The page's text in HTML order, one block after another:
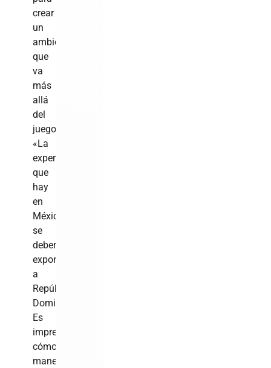
crear
un
ambiente
que
va
más
allá
del
juego.
«La
experiencia
que
hay
en
México
se
debería
exportar
a
República
Dominicana.
Es
impresionante
cómo
manejan